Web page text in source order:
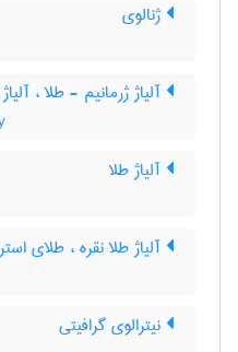
ژنالوی
آلیاژ ژرمانیم - طلا ،
آلیاژ طلا
آلیاژ طلا نقره ، طلای
نیترالوی گرافیتی